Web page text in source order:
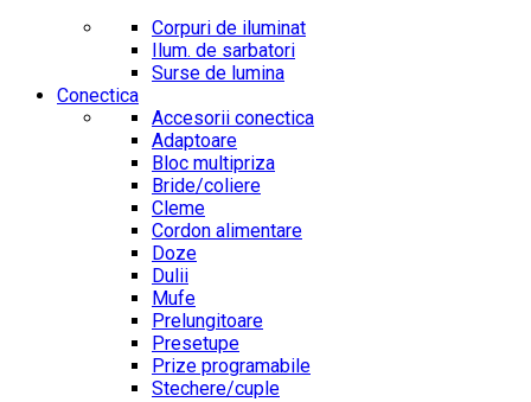
Corpuri de iluminat
Ilum. de sarbatori
Surse de lumina
Conectica
Accesorii conectica
Adaptoare
Bloc multipriza
Bride/coliere
Cleme
Cordon alimentare
Doze
Dulii
Mufe
Prelungitoare
Presetupe
Prize programabile
Stechere/cuple